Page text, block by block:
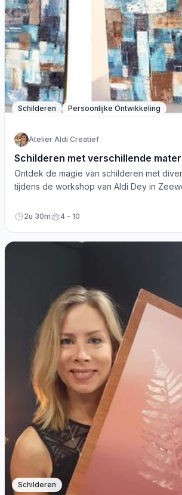
Schilderen Persoonlijke Ontwikkeling
Atelier Aldi Creatief
Schilderen met verschillende
Ontdek de magie van schilderen met
tijdens de workshop van Aldi Dey in
2u 30m 4 - 10
Schilderen